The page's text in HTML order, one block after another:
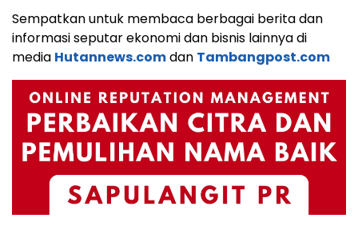
Sempatkan untuk membaca berbagai berita dan
informasi seputar ekonomi dan bisnis lainnya di
media Hutannews.comdan Tambangpost.com